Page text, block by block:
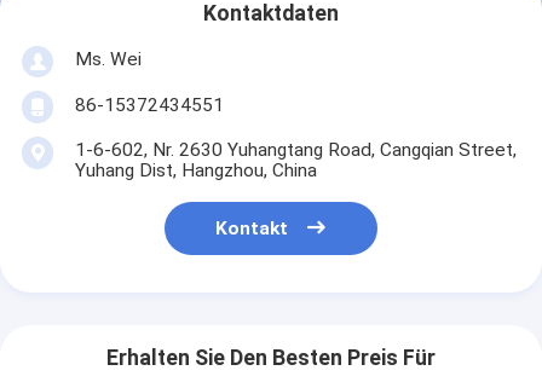
Kontaktdaten
Ms. Wei
86-15372434551
1-6-602, Nr. 2630 Yuhangtang Road, Cangqian Street,
Yuhang Dist, Hangzhou, China
Kontakt
Erhalten Sie Den Besten Preis Für